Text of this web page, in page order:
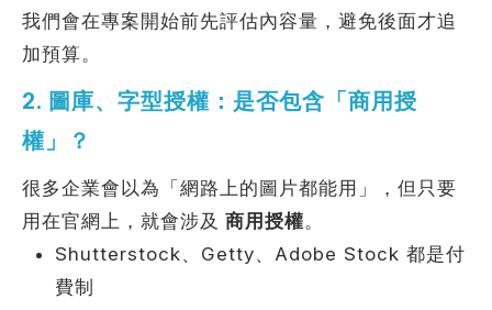
我們會在專案開始前先評估內容量，避免後面才追
加預算。
2. 圖庫、字型授權：是否包含「商用授
權」？
很多企業會以為「網路上的圖片都能用」，但只要
用在官網上，就會涉及 商用授權。
Shutterstock、Getty、Adobe Stock 都是付
費制